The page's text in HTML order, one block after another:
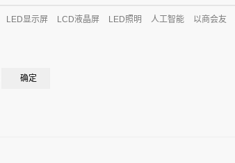
LED显示屏 LCD液晶屏 LED照明 人工智能 以商会友